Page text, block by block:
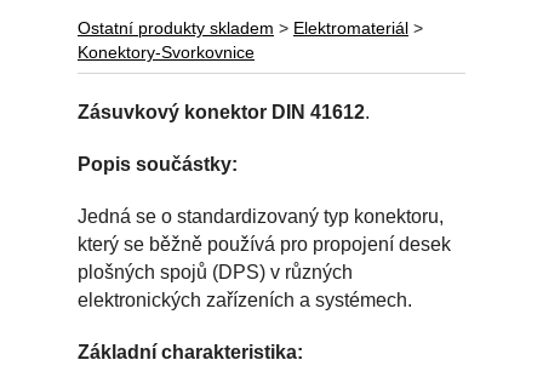
Ostatní produkty skladem > Elektromateriál >
Konektory-Svorkovnice
Zásuvkový konektor DIN 41612.
Popis součástky:
Jedná se o standardizovaný typ konektoru,
který se běžně používá pro propojení desek
plošných spojů (DPS) v různých
elektronických zařízeních a systémech.
Základní charakteristika: